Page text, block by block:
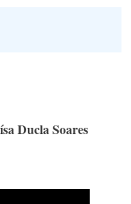
Ducla Soares